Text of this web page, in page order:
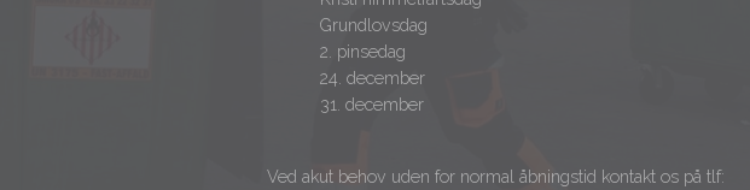
Grundlovsdag
2. pinsedag
24. december
31. december
Ved akut behov uden for normal åbningstid kontakt os på tlf: